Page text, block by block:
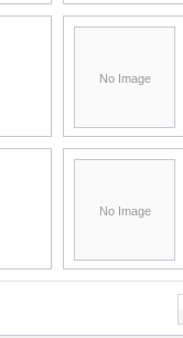
No Image
No Image